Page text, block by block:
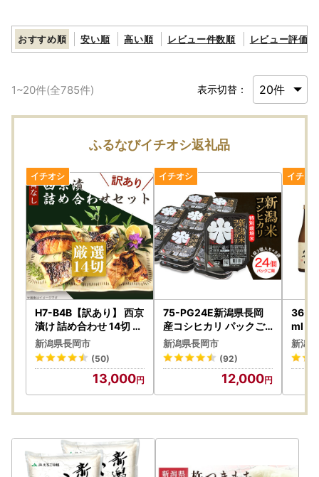
おすすめ順 安い順 高い順 レビュー件数順 レビュー評価順
1~20件(全785件) 表示切替：
ふるなびイチオシ返礼品
H7-B4B【訳あり】 西京
漬け 詰め合わせ 14切 個
包装 骨取り 鯖 サバ さば
鮭 シャケ しゃけ サーモ
ン 赤魚 鰆 サワラ さわら
新潟県長岡市
(50)
13,000
75-PG24E新潟県長岡
産コシヒカリ パックご
飯150g×24個（特別栽
培米）
新潟県長岡市
(92)
12,000
36-
ml（
酒
新潟